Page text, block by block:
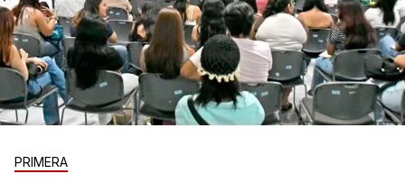
PRIMERA